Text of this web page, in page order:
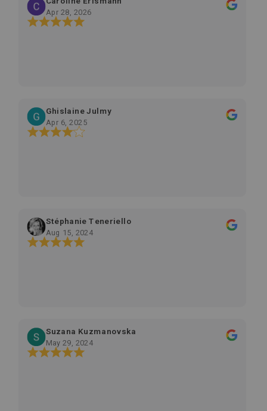
Apr 28, 2026
Ghislaine Julmy
Apr 6, 2025
Stéphanie Teneriello
Aug 15, 2024
Suzana Kuzmanovska
May 29, 2024